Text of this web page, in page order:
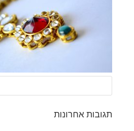
תגובות אחרונות